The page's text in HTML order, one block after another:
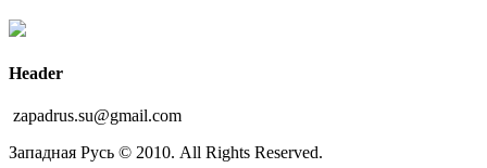
Header
zapadrus.su@gmail.com
Западная Русь © 2010. All Rights Reserved.